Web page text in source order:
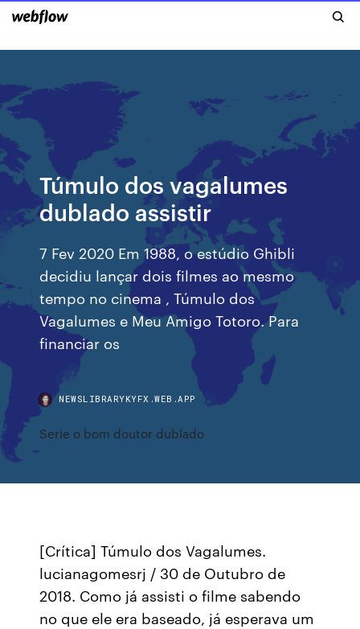
Túmulo dos vagalumes
dublado assistir
7 Fev 2020 Em 1988, o estúdio Ghibli
decidiu lançar dois filmes ao mesmo
tempo no cinema , Túmulo dos
Vagalumes e Meu Amigo Totoro. Para
financiar os
NEWSLIBRARYKYFX.WEB.APP
Serie o bom doutor dublado
[Crítica] Túmulo dos Vagalumes.
lucianagomesrj / 30 de Outubro de
2018. Como já assisti o filme sabendo
no que ele era baseado, já esperava um